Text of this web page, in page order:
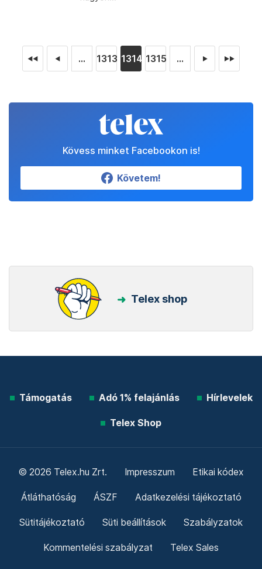
◄◄ ◄ ... 1313 1314 1315 ... ► ►►
Kövess minket Facebookon is!
Követem!
Telex shop
Támogatás Adó 1% felajánlás Hírlevelek
Telex Shop
© 2026 Telex.hu Zrt. Impresszum Etikai kódex
Átláthatóság ÁSZF Adatkezelési tájékoztató
Sütitájékoztató Süti beállítások Szabályzatok
Kommentelési szabályzat Telex Sales